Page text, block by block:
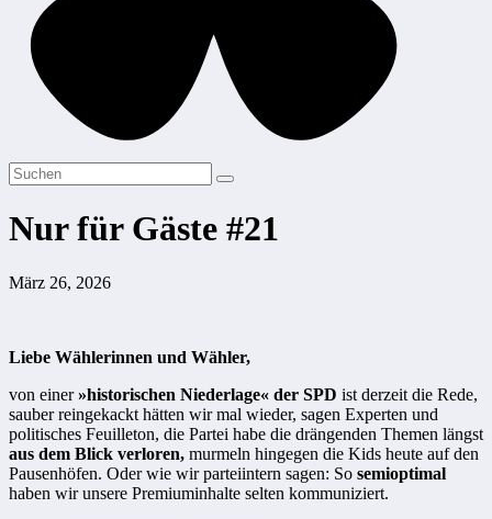
Nur für Gäste #21
März 26, 2026
Liebe Wählerinnen und Wähler,
von einer»historischen Niederlage« der SPD ist derzeit die Rede,
sauber reingekackt hätten wir mal wieder, sagen Experten und
politisches Feuilleton, die Partei habe die drängenden Themen längst
aus dem Blick verloren, murmeln hingegen die Kids heute auf den
Pausenhöfen. Oder wie wir parteiintern sagen: So semioptimal
haben wir unsere Premiuminhalte selten kommuniziert.